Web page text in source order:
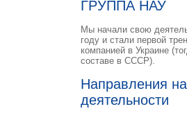
ГРУППА НАУ
Мы начали свою
году и стали первой
компанией в Украине
составе в СССР).
Направления
деятельности